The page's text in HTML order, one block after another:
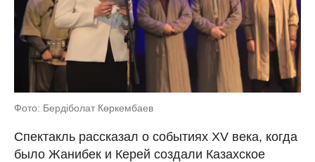
Фото: Бердіболат Көркембаев
Спектакль рассказал о событиях XV века, когда
было Жанибек и Керей создали Казахское